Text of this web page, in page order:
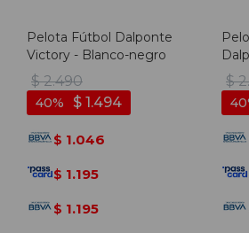
Pelota Fútbol Dalponte
Victory - Blanco-negro
$ 2.490
$ 1.494
40
$ 1.046
$ 1.195
$ 1.195
$
40